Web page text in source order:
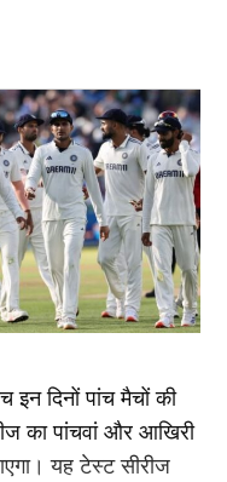
इन दिनों पांच मैचों की
का पांचवां और आखिरी
यह टेस्ट सीरीज